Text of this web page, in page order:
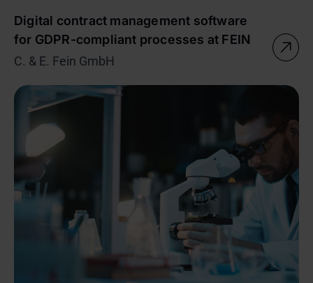
Digital contract management software
for GDPR-compliant processes at FEIN
C. & E. Fein GmbH